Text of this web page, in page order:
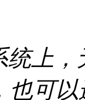
统上
也可